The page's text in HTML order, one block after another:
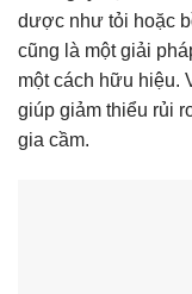
dược như tỏi hoặc
cũng là một giải
một cách hữu hiệu.
giúp giảm thiểu rủi
gia cầm.